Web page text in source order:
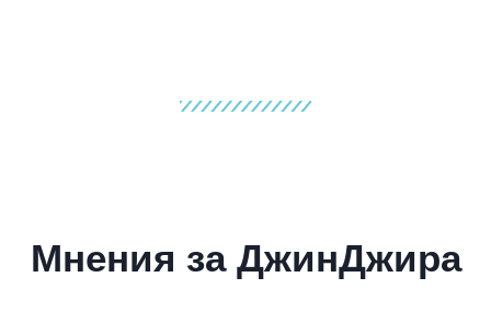
Мнения за ДжинДжира